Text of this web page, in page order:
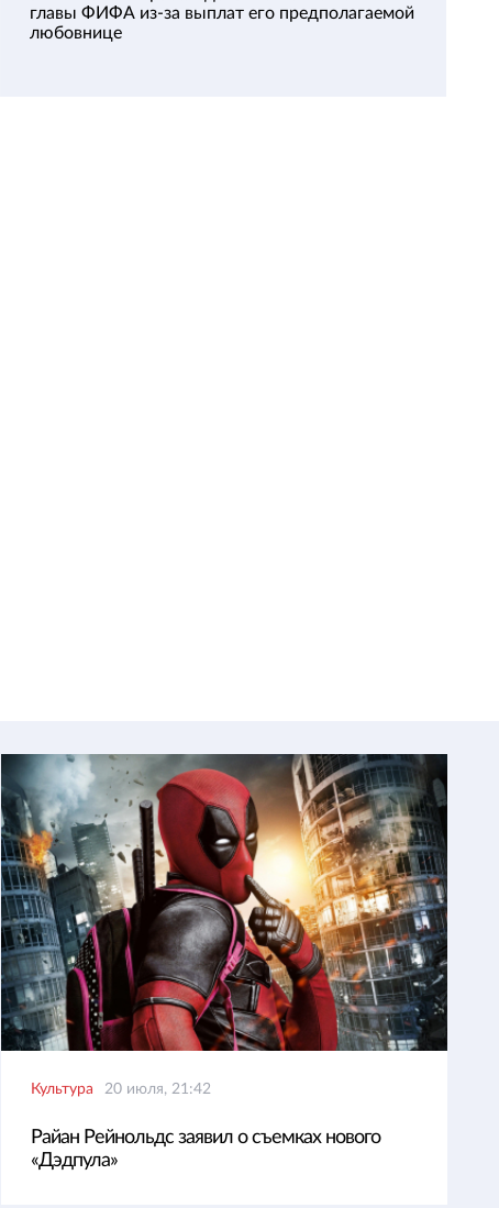
главы ФИФА из-за выплат его предполагаемой
любовнице
Культура 20 июля, 21:42
Райан Рейнольдс заявил о съемках нового
«Дэдпула»